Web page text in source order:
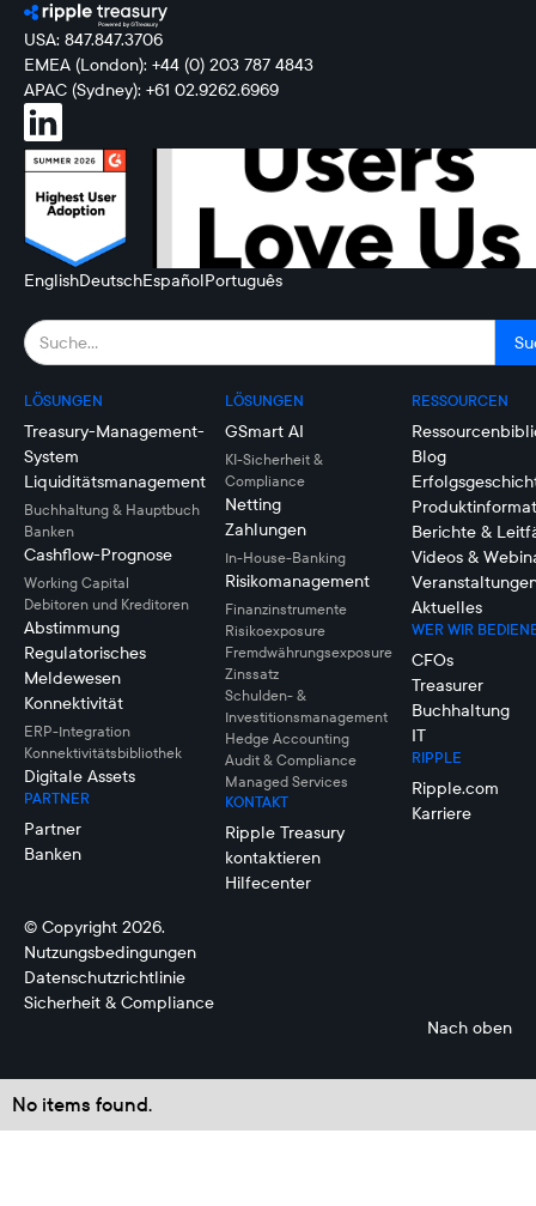
USA: 847.847.3706
EMEA (London): +44 (0) 203 787 4843
APAC (Sydney): +61 02.9262.6969
EnglishDeutschEspañolPortuguês
LÖSUNGEN
Treasury-Management-
System
Liquiditätsmanagement
Buchhaltung & Hauptbuch
Banken
Cashflow-Prognose
Working Capital
Debitoren und Kreditoren
Abstimmung
Regulatorisches
Meldewesen
Konnektivität
ERP-Integration
Konnektivitätsbibliothek
Digitale Assets
PARTNER
Partner
Banken
LÖSUNGEN
GSmart AI
KI-Sicherheit &
Compliance
Netting
Zahlungen
In-House-Banking
Risikomanagement
Finanzinstrumente
Risikoexposure
Fremdwährungsexposure
Zinssatz
Schulden- &
Investitionsmanagement
Hedge Accounting
Audit & Compliance
Managed Services
KONTAKT
Ripple Treasury
kontaktieren
Hilfecenter
RESSOURCEN
Blog
Berichte &
Videos &
Aktuelles
WER WIR
CFOs
Treasurer
Buchhaltung
IT
RIPPLE
Ripple.com
Karriere
© Copyright 2026.
Nutzungsbedingungen
Datenschutzrichtlinie
Sicherheit & Compliance
Nach oben
No items found.